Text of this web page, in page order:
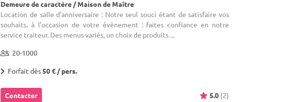
Demeure de caractère / Maison de Maître
Location de salle d'anniversaire : Notre seul souci étant de satisfaire vos
souhaits, à l’occasion de votre évènement : faites confiance en notre
service traiteur. Des menus variés, un choix de produits ...
20-1000
Forfait dès50 € / pers.
Contacter 5.0 (2)